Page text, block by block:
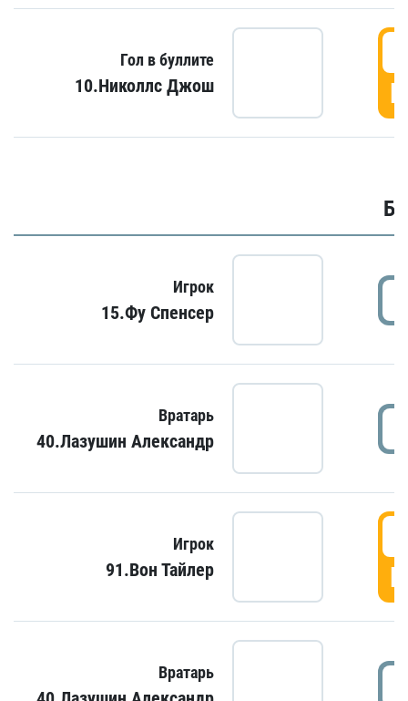
Гол в буллите
10.Николлс Джош
Игрок
15.Фу Спенсер
Вратарь
40.Лазушин Александр
Игрок
91.Вон Тайлер
Вратарь